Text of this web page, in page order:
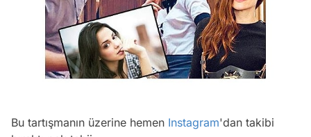
Bu tartışmanın üzerine hemen Instagram'dan takibi